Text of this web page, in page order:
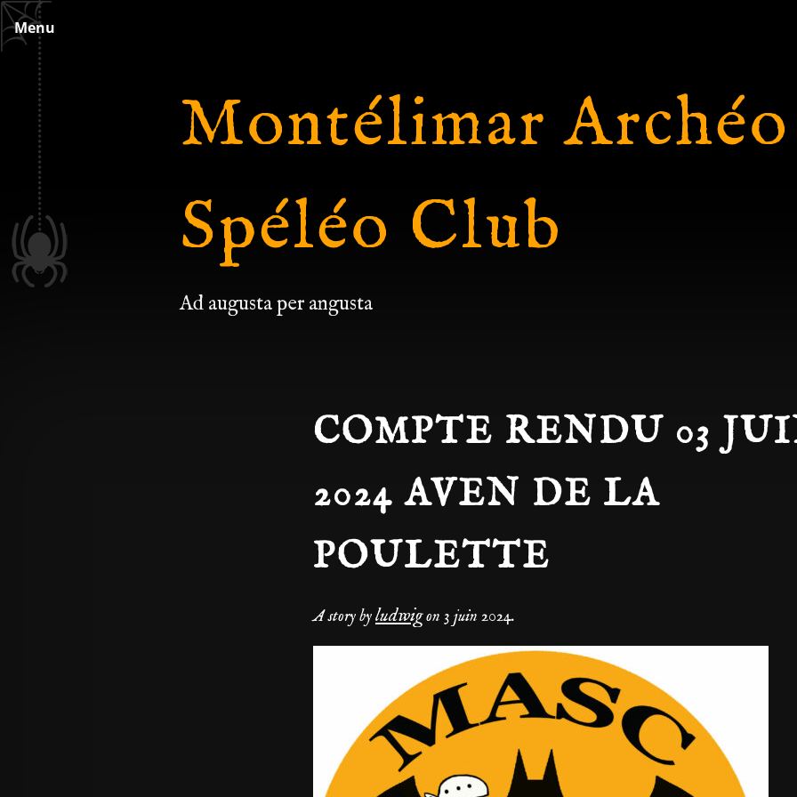
Skip
to
content
Menu
Montélimar Archéo
Spéléo Club
Ad augusta per angusta
COMPTE RENDU 03
2024 AVEN DE LA
POULETTE
A story byludwigon 3 juin 2024.